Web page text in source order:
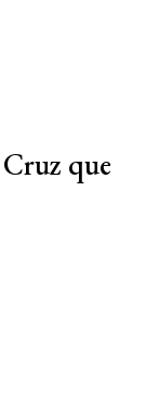
que